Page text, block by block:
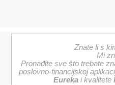
Znate li s
Mi
Pronađite sve što trebate
poslovno-financijskoj
Eurekai kvalitete